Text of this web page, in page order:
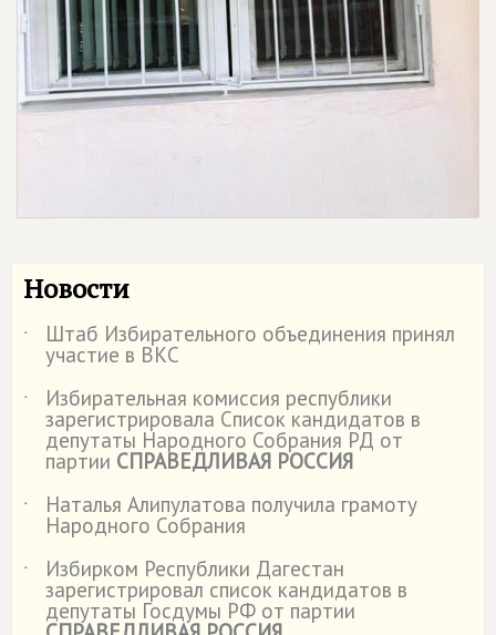
Новости
˙ Штаб Избирательного объединения принял
участие в ВКС
˙
Избирательная комиссия республики
зарегистрировала Список кандидатов в
депутаты Народного Собрания РД от
партии СПРАВЕДЛИВАЯ РОССИЯ
˙
Наталья Алипулатова получила грамоту
Народного Собрания
˙
Избирком Республики Дагестан
зарегистрировал список кандидатов в
депутаты Госдумы РФ от партии